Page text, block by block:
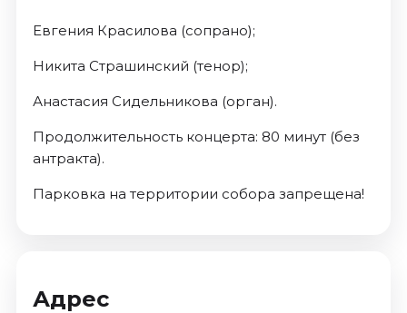
Евгения Красилова (сопрано);
Никита Страшинский (тенор);
Анастасия Сидельникова (орган).
Продолжительность концерта: 80 минут (без
антракта).
Парковка на территории собора запрещена!
Адрес